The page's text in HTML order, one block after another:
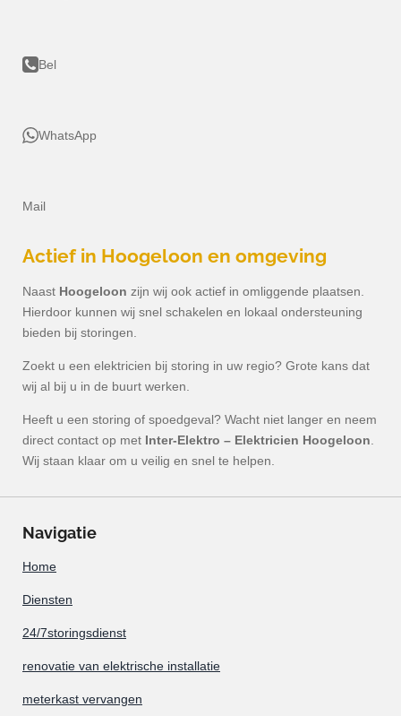
Bel
WhatsApp
Mail
Actief in Hoogeloon en omgeving
Naast Hoogeloon zijn wij ook actief in omliggende plaatsen.
Hierdoor kunnen wij snel schakelen en lokaal ondersteuning
bieden bij storingen.
Zoekt u een elektricien bij storing in uw regio? Grote kans dat
wij al bij u in de buurt werken.
Heeft u een storing of spoedgeval? Wacht niet langer en neem
direct contact op met Inter-Elektro – Elektricien Hoogeloon.
Wij staan klaar om u veilig en snel te helpen.
Navigatie
Home
Diensten
24/7storingsdienst
renovatie van elektrische installatie
meterkast vervangen